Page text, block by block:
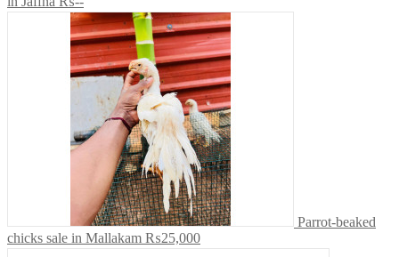
Parrot-beaked
chicks sale in Mallakam ₨25,000